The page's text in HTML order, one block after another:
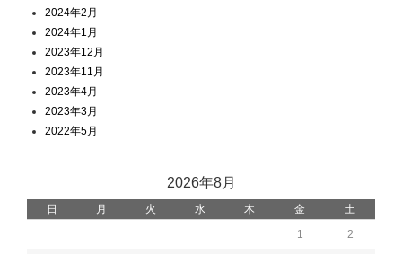
2024年2月
2024年1月
2023年12月
2023年11月
2023年4月
2023年3月
2022年5月
2026年8月
日 月 火 水 木 金
土
1
2